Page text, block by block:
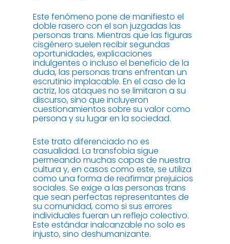
Este fenómeno pone de manifiesto el
doble rasero con el son juzgadas las
personas trans. Mientras que las figuras
cisgénero suelen recibir segundas
oportunidades, explicaciones
indulgentes o incluso el beneficio de la
duda, las personas trans enfrentan un
escrutinio implacable. En el caso de la
actriz, los ataques no se limitaron a su
discurso, sino que incluyeron
cuestionamientos sobre su valor como
persona y su lugar en la sociedad.
Este trato diferenciado no es
casualidad. La transfobia sigue
permeando muchas capas de nuestra
cultura y, en casos como este, se utiliza
como una forma de reafirmar prejuicios
sociales. Se exige a las personas trans
que sean perfectas representantes de
su comunidad, como si sus errores
individuales fueran un reflejo colectivo.
Este estándar inalcanzable no solo es
injusto, sino deshumanizante.